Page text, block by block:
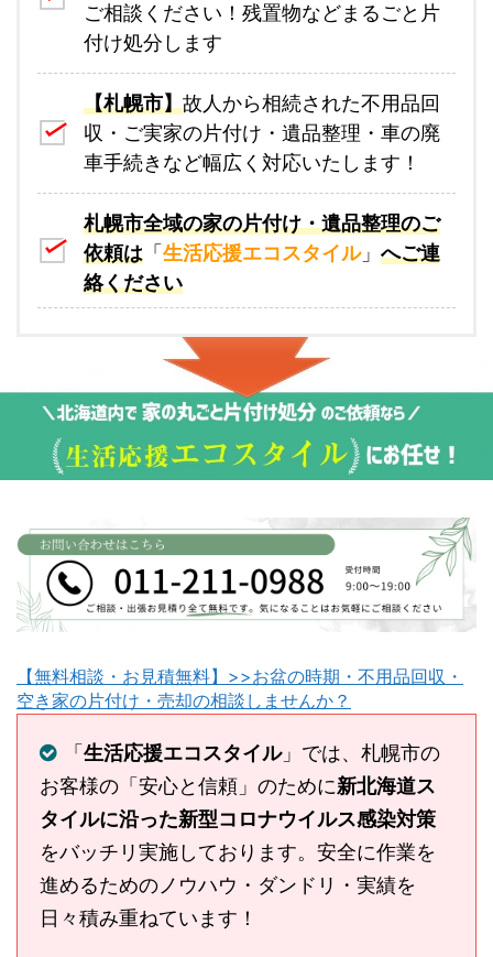
ご相談ください！残置物などまるごと片
付け処分します
【札幌市】故人から相続された不用品回
収・ご実家の片付け・遺品整理・車の廃
車手続きなど幅広く対応いたします！
札幌市全域の家の片付け・遺品整理のご
依頼は 「 生活応援エコスタイル」 へご連
絡ください
【無料相談・お見積無料】>>お盆の時期・不用品回収・
空き家の片付け・売却の相談しませんか？
「 生活応援エコスタイル」では、札幌市の
お客様の「安心と信頼」のために新北海道ス
タイルに沿った新型コロナウイルス感染対策
をバッチリ実施しております。安全に作業を
進めるためのノウハウ・ダンドリ・実績を
日々積み重ねています！